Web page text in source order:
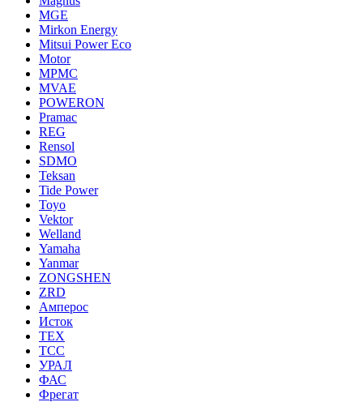
MGE
Mirkon Energy
Mitsui Power Eco
Motor
MPMC
MVAE
POWERON
Pramac
REG
Rensol
SDMO
Teksan
Tide Power
Toyo
Vektor
Welland
Yamaha
Yanmar
ZONGSHEN
ZRD
Амперос
Исток
ТЕХ
ТСС
УРАЛ
ФАС
Фрегат